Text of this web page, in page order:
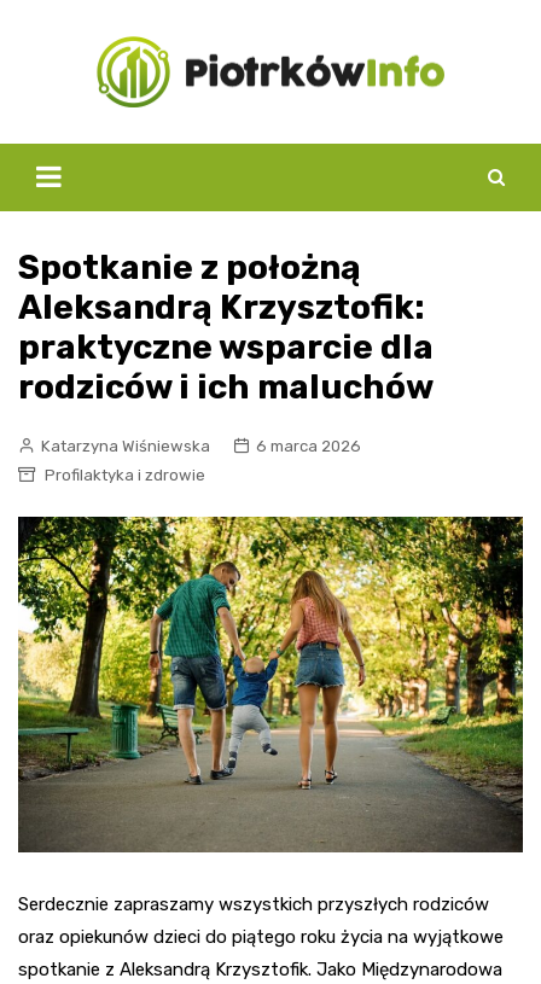
Spotkanie z położną
Aleksandrą Krzysztofik:
praktyczne wsparcie dla
rodziców i ich maluchów
Katarzyna Wiśniewska
6 marca 2026
Profilaktyka i zdrowie
Serdecznie zapraszamy wszystkich przyszłych rodziców
oraz opiekunów dzieci do piątego roku życia na wyjątkowe
spotkanie z Aleksandrą Krzysztofik. Jako Międzynarodowa